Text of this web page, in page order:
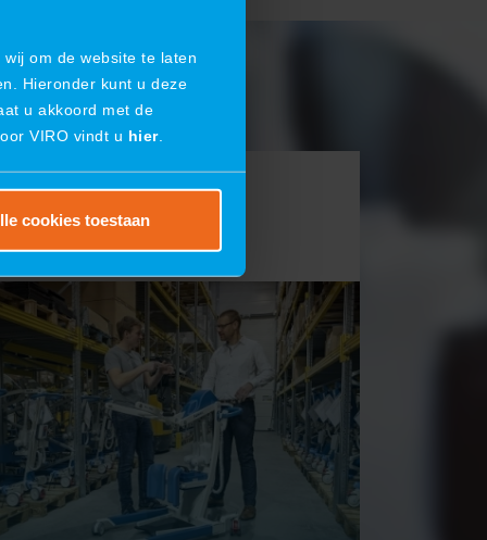
om de website te laten
Hieronder kunt u deze
u akkoord met de
VIRO vindt u hier.
cookies toestaan